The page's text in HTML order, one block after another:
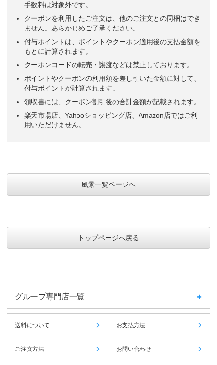
手数料は対象外です。
クーポンを利用したご注文は、他のご注文との同梱はでき
ません。あらかじめご了承ください。
付与ポイントは、ポイントやクーポン適用後の支払金額を
もとに計算されます。
クーポンコードの転売・譲渡などは禁止しております。
ポイントやクーポンの利用額を差し引いた金額に対して、
付与ポイントが計算されます。
領収書には、クーポン割引後の合計金額が記載されます。
楽天市場店、Yahooショッピング店、Amazon店ではご利
用いただけません。
風景一覧ページへ
トップページへ戻る
グループ専門店一覧
送料について お支払方法
ご注文方法 お問い合わせ